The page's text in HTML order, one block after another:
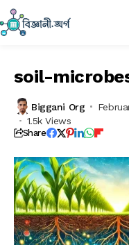
soil-
Biggani Org
1.5k Views
Share